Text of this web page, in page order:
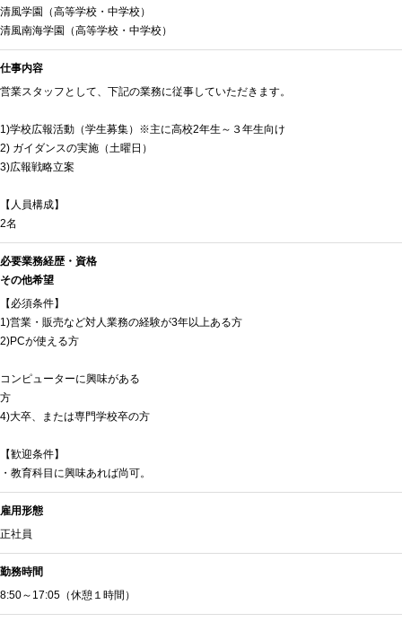
清風学園（高等学校・中学校）
清風南海学園（高等学校・中学校）
仕事内容
営業スタッフとして、下記の業務に従事していただきます。
1)学校広報活動（学生募集）※主に高校2年生～３年生向け
2) ガイダンスの実施（土曜日）
3)広報戦略立案
【人員構成】
2名
必要業務経歴・資格
その他希望
【必須条件】
1)営業・販売など対人業務の経験が3年以上ある方
2)PCが使える方
コンピューターに興味がある
4)大卒、または専門学校卒の方
【歓迎条件】
・教育科目に興味あれば尚可。
雇用形態
正社員
勤務時間
8:50～17:05（休憩１時間）